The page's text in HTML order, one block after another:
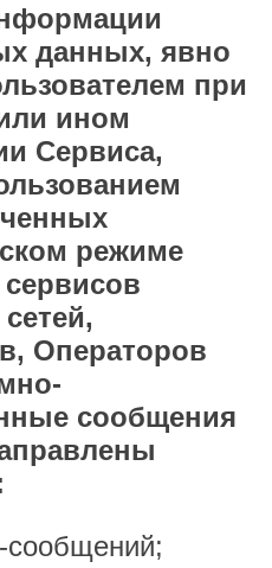
данных, явно
при
ином
Сервиса,
режиме
Операторов
сообщения
сообщений;